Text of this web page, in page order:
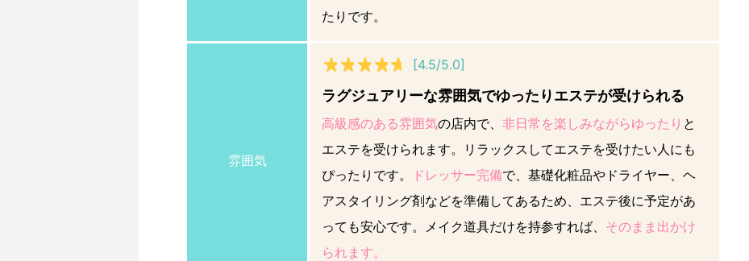
たりです。
雰囲気
[4.5/5.0]
ラグジュアリーな雰囲気でゆったりエステが受けられる
高級感のある雰囲気の店内で、 非日常を楽しみながらゆったり と
エステを受けられます。リラックスしてエステを受けたい人にも
ぴったりです。
ドレッサー完備で、基礎化粧品やドライヤー、ヘ
アスタイリング剤などを準備してあるため、エステ後に予定があ
っても安心です。メイク道具だけを持参すれば、 そのまま出かけ
られます。